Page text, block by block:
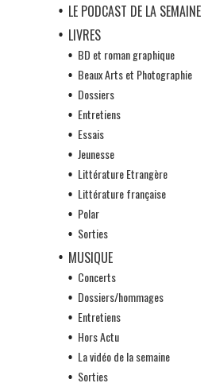
LE PODCAST DE LA SEMAINE
LIVRES
BD et roman graphique
Beaux Arts et Photographie
Dossiers
Entretiens
Essais
Jeunesse
Littérature Etrangère
Littérature française
Polar
Sorties
MUSIQUE
Concerts
Dossiers/hommages
Entretiens
Hors Actu
La vidéo de la semaine
Sorties